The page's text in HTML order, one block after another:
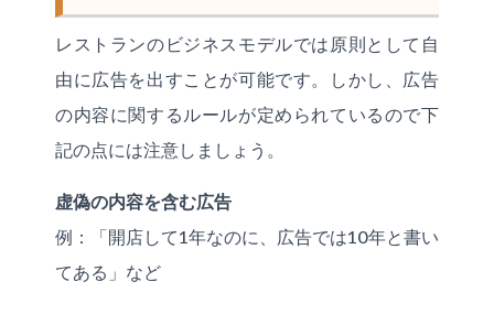
レストランのビジネスモデルでは原則として自
由に広告を出すことが可能です。しかし、広告
の内容に関するルールが定められているので下
記の点には注意しましょう。
虚偽の内容を含む広告
例：「開店して1年なのに、広告では10年と書い
てある」など